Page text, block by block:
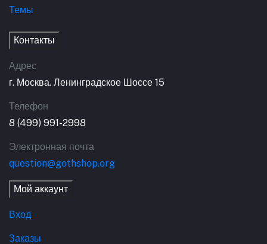
Темы
Контакты
Адрес
г. Москва. Ленинградское Шоссе 15
Телефон
8 (499) 991-2998
Электронная почта
question@gothshop.org
Мой аккаунт
Вход
Заказы